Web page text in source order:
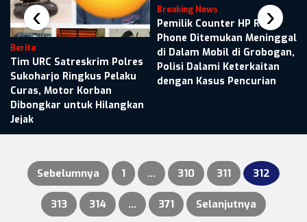
Berita
Tim URC Satreskrim Polres
Sukoharjo Ringkus Pelaku
Curas, Motor Korban
Dibongkar untuk Hilangkan
Jejak
Breaking News
Pemilik Counter HP Royal
Phone Ditemukan Meninggal
di Dalam Mobil di Grobogan,
Polisi Dalami Keterkaitan
dengan Kasus Pencurian
‹ ›
Paginasi
Sebelumnya 1 … 310 311 312
313 314 … 371 Selanjutnya